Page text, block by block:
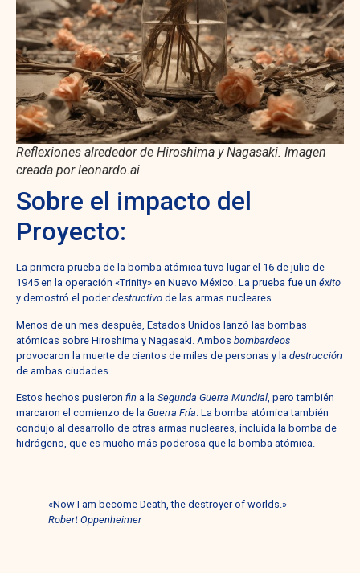
Reflexiones alrededor de Hiroshima y Nagasaki. Imagen
creada por leonardo.ai
Sobre el impacto del
Proyecto:
La primera prueba de la bomba atómica tuvo lugar el 16 de julio de
1945 en la operación «Trinity» en Nuevo México. La prueba fue un éxito
y demostró el poderdestructivo de las armas nucleares.
Menos de un mes después, Estados Unidos lanzó las bombas
atómicas sobre Hiroshima y Nagasaki. Ambos bombardeos
provocaron la muerte de cientos de miles de personas y la destrucción
de ambas ciudades.
Estos hechos pusieron fin a la Segunda Guerra Mundial, pero también
marcaron el comienzo de la Guerra Fría. La bomba atómica también
condujo al desarrollo de otras armas nucleares, incluida la bomba de
hidrógeno, que es mucho más poderosa que la bomba atómica.
«Now I am become Death, the destroyer of worlds.»-
Robert Oppenheimer